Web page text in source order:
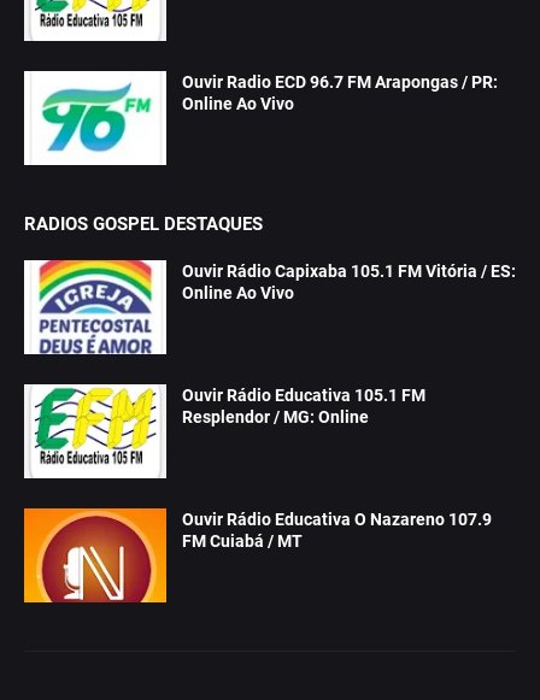
Ouvir Radio ECD 96.7 FM Arapongas / PR:
Online Ao Vivo
RADIOS GOSPEL DESTAQUES
Ouvir Rádio Capixaba 105.1 FM Vitória / ES:
Online Ao Vivo
Ouvir Rádio Educativa 105.1 FM
Resplendor / MG: Online
Ouvir Rádio Educativa O Nazareno 107.9
FM Cuiabá / MT